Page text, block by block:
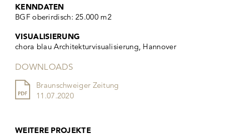
KENNDATEN
BGF oberirdisch: 25.000 m2
VISUALISIERUNG
chora blau Architekturvisualisierung, Hannover
DOWNLOADS
Braunschweiger Zeitung
11.07.2020
WEITERE PROJEKTE